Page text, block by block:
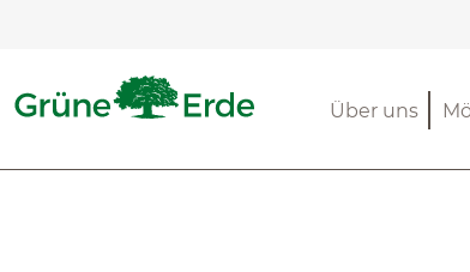
Über uns